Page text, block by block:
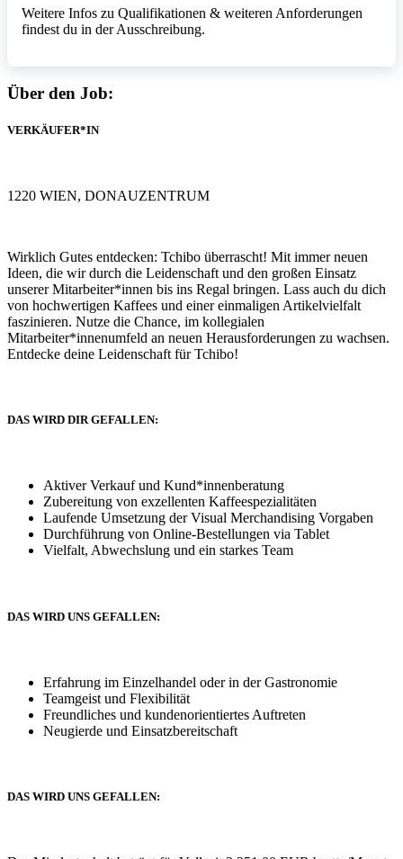
Weitere Infos zu Qualifikationen & weiteren Anforderungen
findest du in der Ausschreibung.
Über den Job:
VERKÄUFER*IN
1220 WIEN, DONAUZENTRUM
Wirklich Gutes entdecken: Tchibo überrascht! Mit immer neuen
Ideen, die wir durch die Leidenschaft und den großen Einsatz
unserer Mitarbeiter*innen bis ins Regal bringen. Lass auch du dich
von hochwertigen Kaffees und einer einmaligen Artikelvielfalt
faszinieren. Nutze die Chance, im kollegialen
Mitarbeiter*innenumfeld an neuen Herausforderungen zu wachsen.
Entdecke deine Leidenschaft für Tchibo!
DAS WIRD DIR GEFALLEN:
Aktiver Verkauf und Kund*innenberatung
Zubereitung von exzellenten Kaffeespezialitäten
Laufende Umsetzung der Visual Merchandising Vorgaben
Durchführung von Online-Bestellungen via Tablet
Vielfalt, Abwechslung und ein starkes Team
DAS WIRD UNS GEFALLEN:
Erfahrung im Einzelhandel oder in der Gastronomie
Teamgeist und Flexibilität
Freundliches und kundenorientiertes Auftreten
Neugierde und Einsatzbereitschaft
DAS WIRD UNS GEFALLEN: